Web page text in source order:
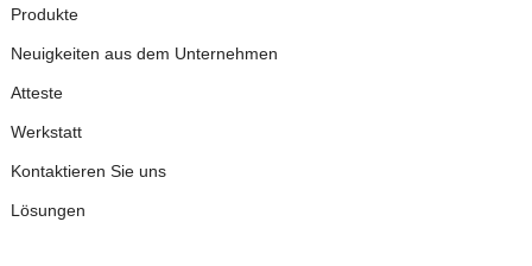
Produkte
Neuigkeiten aus dem Unternehmen
Atteste
Werkstatt
Kontaktieren Sie uns
Lösungen